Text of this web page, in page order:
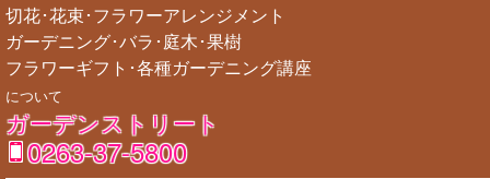
切花･花束･フラワーアレンジメント
ガーデニング･バラ･庭木･果樹
フラワーギフト･各種ガーデニング講座
について
ガーデンストリート
0263-37-5800